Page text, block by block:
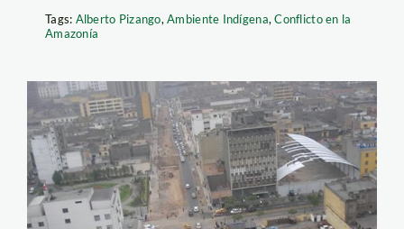
Tags: Alberto Pizango,Ambiente Indígena,Conflicto en la
Amazonía
metropolitano_munlima_1